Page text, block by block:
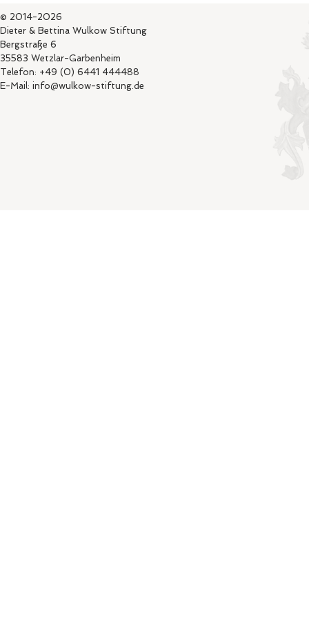
© 2014-2026
Dieter & Bettina Wulkow Stiftung
Bergstraße 6
35583 Wetzlar-Garbenheim
Telefon: +49 (0) 6441 444488
E-Mail: info@wulkow-stiftung.de